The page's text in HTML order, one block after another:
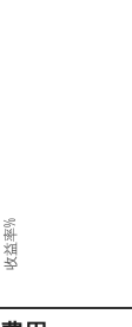
收益率%